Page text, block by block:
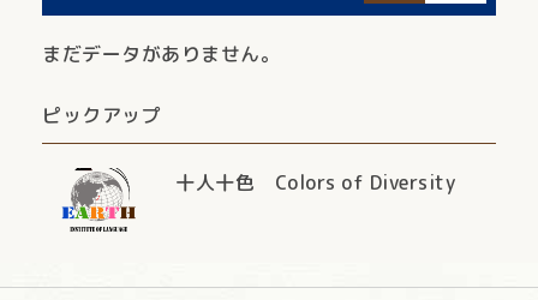
まだデータがありません。
ピックアップ
十人十色 Colors of Diversity